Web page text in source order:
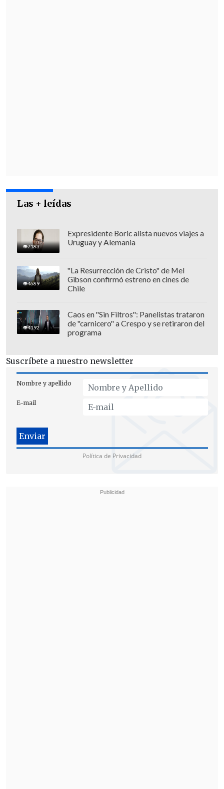
Mega también anunció queCatalina
Edwardsregresará a la conducción de su
Las + leídas
7183
Expresidente Boric alista nuevos viajes a
Uruguay y Alemania
4689
"La Resurrección de Cristo" de Mel
Gibson confirmó estreno en cines de
Chile
4192
Caos en "Sin Filtros": Panelistas trataron
de "carnicero" a Crespo y se retiraron del
programa
Suscríbete a nuestro newsletter
Nombre y apellido
E-mail
Política de Privacidad